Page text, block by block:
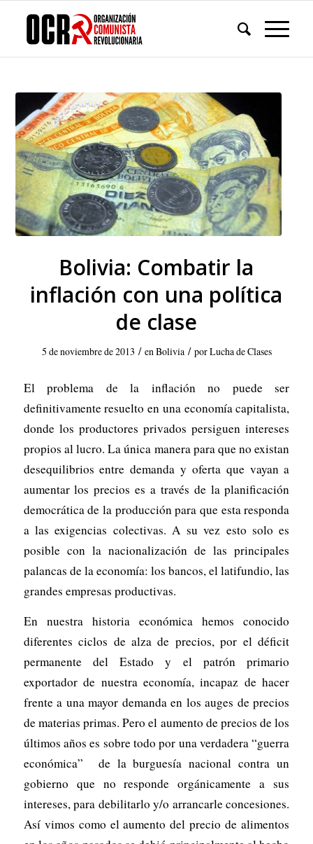
Bolivia: Combatir la
inflación con una política
de clase
5 de noviembre de 2013 / enBolivia / porLucha de Clases
El problema de la inflación no puede ser
definitivamente resuelto en una economía capitalista,
donde los productores privados persiguen intereses
propios al lucro. La única manera para que no existan
desequilibrios entre demanda y oferta que vayan a
aumentar los precios es a través de la planificación
democrática de la producción para que esta responda
a las exigencias colectivas. A su vez esto solo es
posible con la nacionalización de las principales
palancas de la economía: los bancos, el latifundio, las
grandes empresas productivas.
En nuestra historia económica hemos conocido
diferentes ciclos de alza de precios, por el déficit
permanente del Estado y el patrón primario
exportador de nuestra economía, incapaz de hacer
frente a una mayor demanda en los auges de precios
de materias primas. Pero el aumento de precios de los
últimos años es sobre todo por una verdadera “guerra
económica” de la burguesía nacional contra un
gobierno que no responde orgánicamente a sus
intereses, para debilitarlo y/o arrancarle concesiones.
Así vimos como el aumento del precio de alimentos